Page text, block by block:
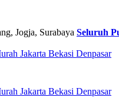
Jogja, Surabaya Seluruh